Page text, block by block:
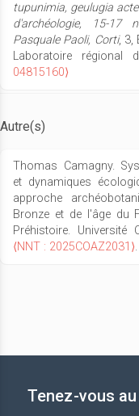
tupunimia, geulugia
d'archéologie, 15-17
Pasquale Paoli, Corti, 3,
Laboratoire régional
04815160⟩
Autre(s)
Thomas Camagny.
et dynamiques
approche
Bronze et de l'âge du
Préhistoire. Université
⟨NNT : 2025COAZ2031⟩.
Tenez-vous